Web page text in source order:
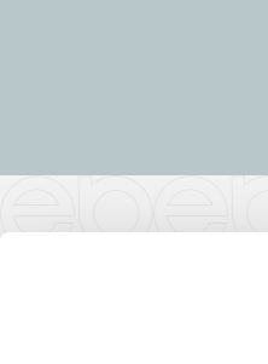
22060 -